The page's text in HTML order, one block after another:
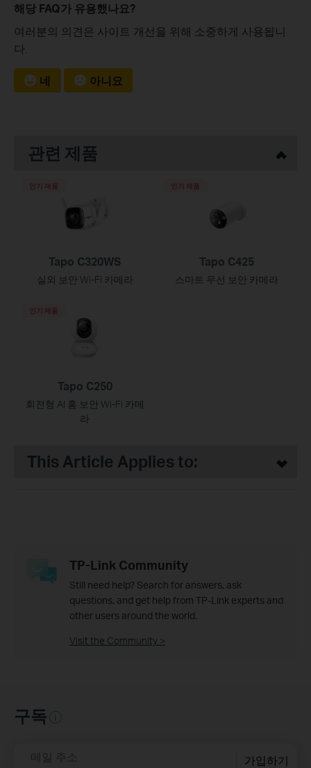
해당 FAQ가 유용했나요?
여러분의 의견은 사이트 개선을 위해 소중하게 사용됩니
다.
네 아니요
관련 제품
Tapo C320WS
실외 보안 Wi-Fi 카메라
인기 제품
Tapo C425
스마트 무선 보안 카메라
인기 제품
Tapo C250
회전형 AI 홈 보안 Wi-Fi 카메
라
인기 제품
This Article Applies to:
TP-Link Community
Still need help? Search for answers, ask
questions, and get help from TP-Link experts and
other users around the world.
Visit the Community >
구독
메일 주소 가입하기